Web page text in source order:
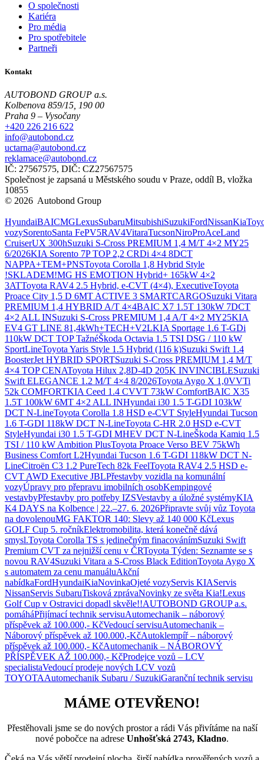
O společnosti
Kariéra
Pro média
Pro spotřebitele
Partneři
Kontakt
AUTOBOND GROUP a.s.
Kolbenova 859/15, 190 00
Praha 9 – Vysočany
+420 226 216 622
info@autobond.cz
uctarna@autobond.cz
reklamace@autobond.cz
IČ: 27567575, DIČ: CZ27567575
Společnost je zapsaná u Městského soudu v Praze, oddíl B, vložka
10855
© 2026 Autobond Group
HyundaiBAICMGLexusSubaruMitsubishiSuzukiFordNissanKia
vozySorentoSanta FePV5RAV4VitaraTucsonNiroProAceLand
CruiserUX 300hSuzuki S-Cross PREMIUM 1,4 M/T 4×2 MY25
6/2026KIA Sorento 7P TOP 2,2 CRDi 4×4 8DCT
NAPPA+TEM+PNSToyota Corolla 1,8 Hybrid Style
!SKLADEM!MG HS EMOTION Hybrid+ 165kW 4×2
3ATToyota RAV4 2.5 Hybrid, e-CVT (4×4), ExecutiveToyota
Proace City 1,5 D 6MT ACTIVE 3 SMARTCARGOSuzuki Vitara
PREMIUM 1,4 HYBRID A/T 4×4BAIC X7 1.5T 130kW 7DCT
4×2 ALL INSuzuki S-Cross PREMIUM 1,4 A/T 4×2 MY25KIA
EV4 GT LINE 81,4kWh+TECH+V2LKIA Sportage 1.6 T-GDi
110kW DCT TOP TažnéŠkoda Octavia 1.5 TSI DSG / 110 kW
SportLineToyota Yaris Style 1.5 Hybrid (116 k)Suzuki Swift 1.4
BoosterJet HYBRID SPORTSuzuki S-Cross PREMIUM 1,4 M/T
4×4 TOP CENAToyota Hilux 2,8D-4D 205K INVINCIBLESuzuki
Swift ELEGANCE 1.2 M/T 4×4 8/2026Toyota Aygo X 1,0VVTi
52k COMFORTKIA Ceed 1.4 CVVT 73kW ComfortBAIC X35
1.5T 100kW 6MT 4×2 ALL INHyundai i30 1.5 T-GDI 103kW
DCT N-LineToyota Corolla 1.8 HSD e-CVT StyleHyundai Tucson
1.6 T-GDI 118kW DCT N-LineToyota C-HR 2.0 HSD e-CVT
StyleHyundai i30 1.5 T-GDI MHEV DCT N-LineŠkoda Kamiq 1.5
TSI / 110 kW Ambition PlusToyota Proace Verso BEV 75kWh
Business Comfort L2Hyundai Tucson 1.6 T-GDI 118kW DCT N-
LineCitroën C3 1.2 PureTech 82k FeelToyota RAV4 2.5 HSD e-
CVT AWD Executive JBLPřestavby vozidla na komunální
vozyÚpravy pro přepravu imobilních osobKempingové
vestavbyPřestavby pro potřeby IZSVestavby a úložné systémyKIA
K4 DAYS na Kolbence | 22.–27. 6. 2026Připravte svůj vůz Toyota
na dovolenouMG FAKTOR 140: Slevy až 140 000 KčLexus
GOLF Cup 5. ročníkElektromobilita, která konečně dává
smysl.Toyota Corolla TS s jedinečným finacovánímSuzuki Swift
Premium CVT za nejnižší cenu v ČRToyota Týden: Seznamte se s
novou RAV4Suzuki Vitara a S-Cross Black EditionToyota Aygo X
s automatem za cenu manuáluAkční
nabídkaFordHyundaiKiaNovinkaOjeté vozyServis KIAServis
NissanServis SubaruTisková zprávaNovinky ze světa Kia!Lexus
Golf Cup v Ostravici dopadl skvěle!!AUTOBOND GROUP a.s.
pomáháPřijímací technik servisuAutomechanik – náborový
příspěvek až 100.000,- KčVedoucí servisuAutomechanik –
Náborový příspěvek až 100.000,-KčAutoklempíř – náborový
příspěvek až 100.000,- KčAutomechanik – NÁBOROVÝ
PŘÍSPĚVEK AŽ 100.000,- KčProdejce vozů – LCV
specialistaVedoucí prodeje nových LCV vozů
TOYOTAAutomechanik Subaru / SuzukiGaranční technik servisu
MÁME OTEVŘENO!
Přestěhovali jsme se do nových prostor a rádi Vás přivítáme na naší
nové pobočce na adrese Unhošťská 2743, Kladno.